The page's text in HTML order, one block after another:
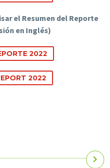
el Resumen del Reporte
en Inglés)
2022
2022